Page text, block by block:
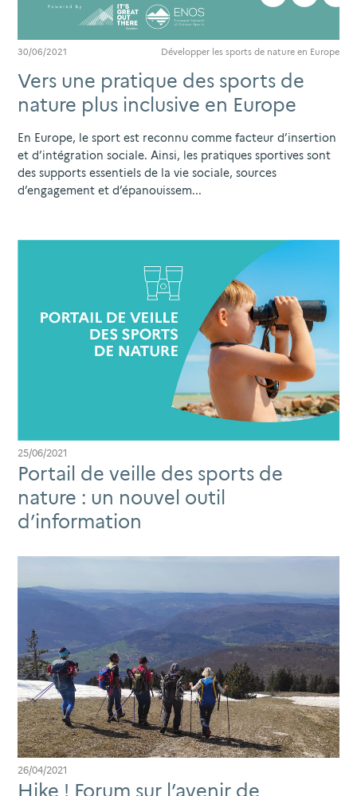
30/06/2021 Développer les sports de nature en Europe
Vers une pratique des sports de
nature plus inclusive en Europe
En Europe, le sport est reconnu comme facteur d’insertion
et d’intégration sociale. Ainsi, les pratiques sportives sont
des supports essentiels de la vie sociale, sources
d’engagement et d’épanouissem...
25/06/2021
Portail de veille des sports de
nature : un nouvel outil
d’information
26/04/2021
Hike ! Forum sur l’avenir de